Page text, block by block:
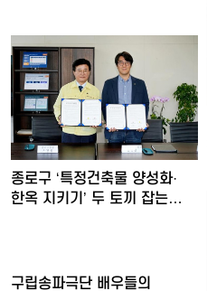
종로구 ‘특정건축물 양성화·
한옥 지키기’ 두 토끼 잡는…
구립송파극단 배우들의